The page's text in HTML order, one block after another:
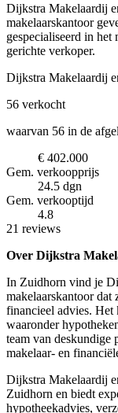
Dijkstra Makelaardij
makelaarskantoor
gespecialiseerd in het
gerichte verkoper.
Dijkstra Makelaardij
56 verkocht
waarvan 56 in de
€ 402.000
Gem. verkoopprijs
24.5 dgn
Gem. verkooptijd
4.8
21 reviews
Over Dijkstra
In Zuidhorn vind je
makelaarskantoor
financieel advies. Het
waaronder
team van deskundige
makelaar- en
Dijkstra Makelaardij
Zuidhorn en biedt
hypotheekadvies,